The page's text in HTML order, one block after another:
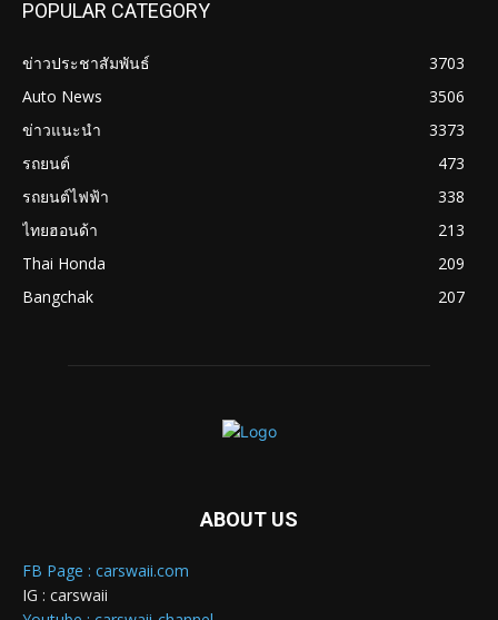
POPULAR CATEGORY
ข่าวประชาสัมพันธ์
3703
Auto News
3506
ข่าวแนะนำ
3373
รถยนต์
473
รถยนต์ไฟฟ้า
338
ไทยฮอนด้า
213
Thai Honda
209
Bangchak
207
ABOUT US
FB Page : carswaii.com
IG : carswaii